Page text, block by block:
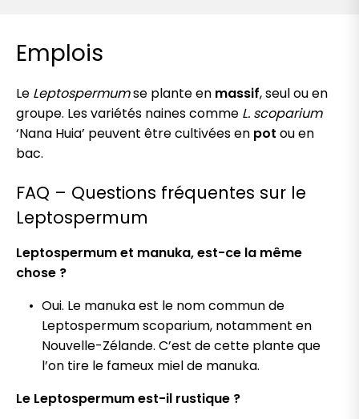
Emplois
Le Leptospermumse plante en massif, seul ou en
groupe. Les variétés naines comme L. scoparium
‘Nana Huia’ peuvent être cultivées en pot ou en
bac.
FAQ – Questions fréquentes sur le
Leptospermum
Leptospermum et manuka, est-ce la même
chose ?
Oui. Le manuka est le nom commun de
Leptospermum scoparium, notamment en
Nouvelle-Zélande. C’est de cette plante que
l’on tire le fameux miel de manuka.
Le Leptospermum est-il rustique ?